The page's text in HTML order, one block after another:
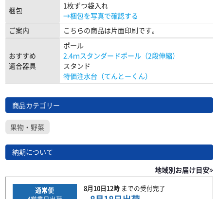
梱包
1枚ずつ袋入れ
→梱包を写真で確認する
ご案内
こちらの商品は片面印刷です。
おすすめ
適合器具
ポール
2.4ｍスタンダードポール（2段伸縮）
スタンド
特価注水台（てんとーくん）
商品カテゴリー
果物・野菜
納期について
地域別お届け目安
通常便
8月10日12時までの受付完了